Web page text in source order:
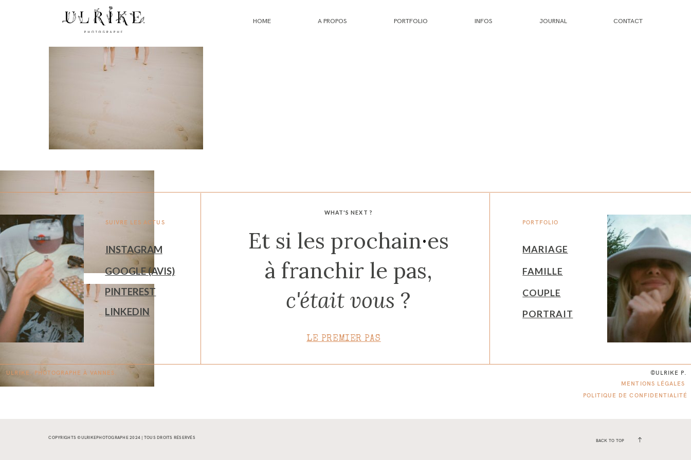
HOME A PROPOS PORTFOLIO INFOS JOURNAL CONTACT
WHAT'S NEXT ?
PORTFOLIO
SUIVRE LES ACTUS
Et si les prochain·es
à franchir le pas,
c'était vous ?
MARIAGE
INSTAGRAM
GOOGLE (AVIS)
FAMILLE
PINTEREST COUPLE
LINKEDIN PORTRAIT
LE PREMIER PAS
©ULRIKE P.
ULRIKE. PHOTOGRAPHE À VAN NES.
MENTIONS LÉGALES
POLITIQUE DE CONFIDENTIALITÉ
COPYRIGHTS ©ULRIKEPHOTOGRAPHE 2024 | TOUS DROITS RÉSERVÉS
BACK TO TOP